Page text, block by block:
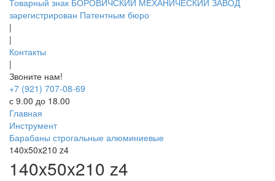
зарегистрирован Патентным бюро
|
|
Контакты
|
Звоните нам!
+7 (921) 707-08-69
с 9.00 до 18.00
Главная
Инструмент
Барабаны строгальные алюминиевые
140x50x210 z4
140x50x210 z4